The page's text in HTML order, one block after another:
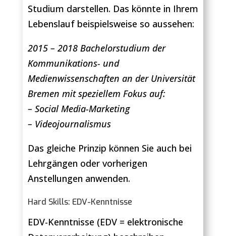
Studium darstellen. Das könnte in Ihrem
Lebenslauf beispielsweise so aussehen:
2015 – 2018 Bachelorstudium der
Kommunikations- und
Medienwissenschaften an der Universität
Bremen mit speziellem Fokus auf:
– Social Media-Marketing
– Videojournalismus
Das gleiche Prinzip können Sie auch bei
Lehrgängen oder vorherigen
Anstellungen anwenden.
Hard Skills: EDV-Kenntnisse
EDV-Kenntnisse (EDV = elektronische